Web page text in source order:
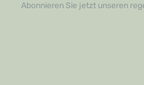
Abonnieren Sie jetzt unseren